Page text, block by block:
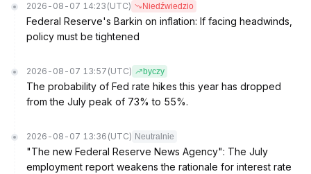
2026-08-07 14:23 (UTC) Niedźwiedzio
Federal Reserve's Barkin on inflation: If facing headwinds,
policy must be tightened
2026-08-07 13:57 (UTC) byczy
The probability of Fed rate hikes this year has dropped
from the July peak of 73% to 55%.
2026-08-07 13:36 (UTC) Neutralnie
"The new Federal Reserve News Agency": The July
employment report weakens the rationale for interest rate